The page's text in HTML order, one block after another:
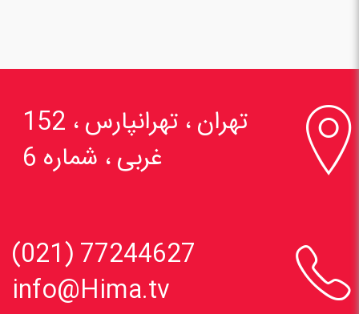

تهران ، تهرانپارس ، 152
غربی ، شماره 6

77244627 (021)
info@Hima.tv